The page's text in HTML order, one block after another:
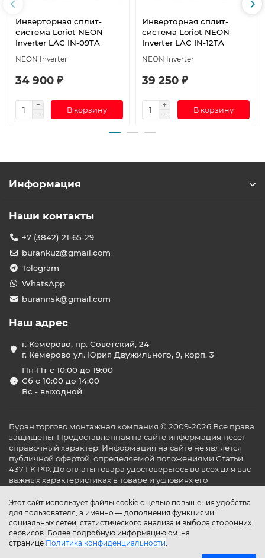
Инверторная сплит-
система Loriot NEON
Inverter LAC IN-09TA
NEON Inverter
34 900 ₽
В корзину
Инверторная сплит-
система Loriot NEON
Inverter LAC IN-12TA
NEON Inverter
39 250 ₽
В корзину
Этот сайт использует файлы cookie с целью повышения удобства
для пользователя, а именно — дополнения функциями
социальных сетей, статистического анализа и выбора сторонних
сервисов. Более подробную информацию см. на
странице Политика конфиденциальности.
Информация
Наши контакты
+7 (3842) 21-65-29
burankuz@gmail.com
Telegram
WhatsApp
burannsk@gmail.com
Наш адрес
г. Кемерово, пр. Советский, 24
г. Кемерово ул. Юрия Двужильного, 9, корп. 3
Пн-Пт с 10:00 до 19:00
Сб с 10:00 до 14:00
Вс - выходной
Буран торгово монтажная компания © 2009-2026 Все права
защищены. Предоставленная на сайте информация несёт
справочный характер. Информация на сайте не является
публичной офертой, определяемой положениями Статьи
437 ГК РФ. До оплаты товара удостоверьтесь во всех для вас
важных характеристиках в товаре и условиях его